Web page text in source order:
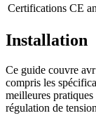
Certifications CE
Installation
Ce guide couvre
compris les
meilleures
régulation de